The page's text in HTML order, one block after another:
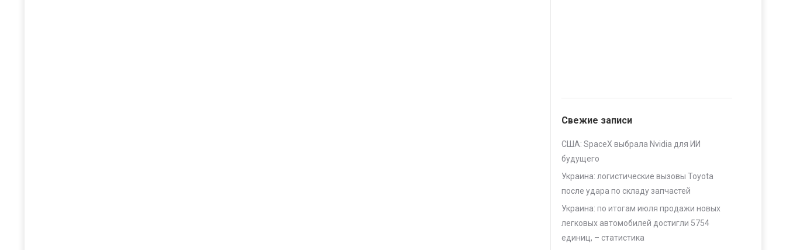
Свежие записи
США: SpaceX выбрала Nvidia для ИИ
будущего
Украина: логистические вызовы Toyota
после удара по складу запчастей
Украина: по итогам июля продажи новых
легковых автомобилей достигли 5754
единиц, – статистика